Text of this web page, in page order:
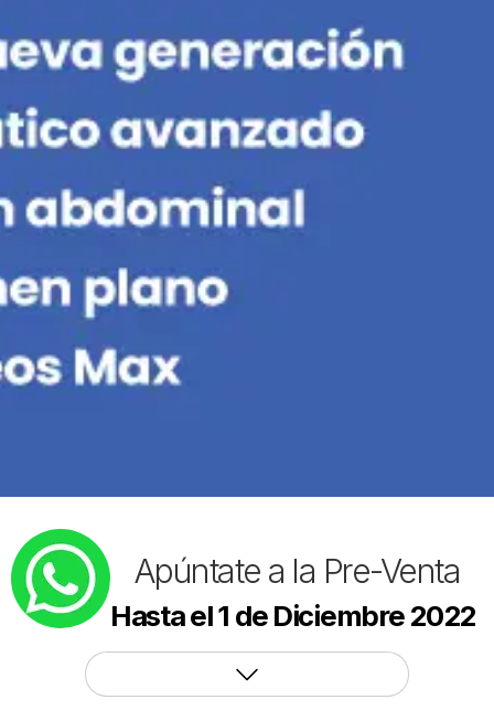
Apúntate a la Pre-Venta
Hasta el 1 de Diciembre 2022